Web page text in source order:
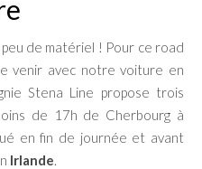
peu de matériel ! Pour ce road
venir avec notre voiture en
Stena Line propose trois
de 17h de Cherbourg à
en fin de journée et avant
Irlande.